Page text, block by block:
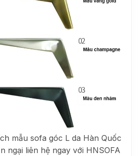
mẫu sofa góc L da Hàn Quốc
ngại liên hệ ngay với HNSOFA